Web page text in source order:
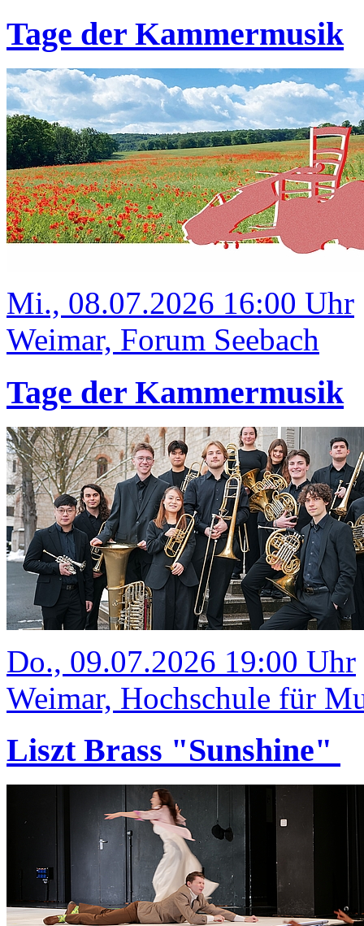
Tage der Kammermusik
Mi., 08.07.2026 16:00 Uhr
Weimar, Forum Seebach
Tage der Kammermusik
Do., 09.07.2026 19:00 Uhr
Weimar, Hochschule für
Liszt Brass "Sunshine"